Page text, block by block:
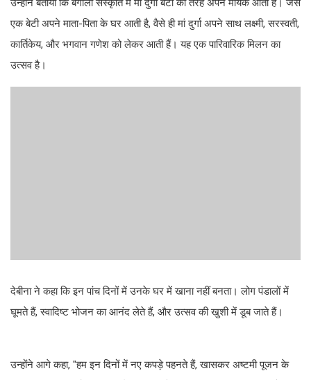
उन्होंने बताया कि बंगाली संस्कृति में मां दुर्गा बेटी की तरह अपने मायके आती हैं। जैसे
एक बेटी अपने माता-पिता के घर आती है, वैसे ही मां दुर्गा अपने साथ लक्ष्मी, सरस्वती,
कार्तिकेय, और भगवान गणेश को लेकर आती हैं। यह एक पारिवारिक मिलन का
उत्सव है।
देबीना ने कहा कि इन पांच दिनों में उनके घर में खाना नहीं बनता। लोग पंडालों में
घूमते हैं, स्वादिष्ट भोजन का आनंद लेते हैं, और उत्सव की खुशी में डूब जाते हैं।
उन्होंने आगे कहा, "हम इन दिनों में नए कपड़े पहनते हैं, खासकर अष्टमी पूजन के